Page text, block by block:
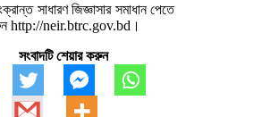
সাধারণ জিজ্ঞাসার সমাধান পেতে
http://neir.btrc.gov.bd।
সংবাদটি শেয়ার করুন